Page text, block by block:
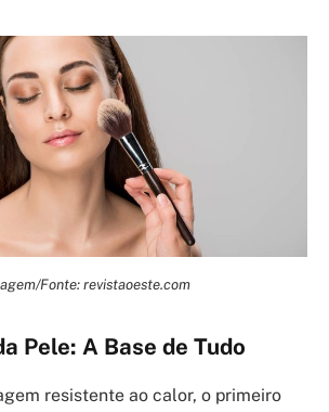
Fonte: revistaoeste.com
Pele: A Base de Tudo
resistente ao calor, o primeiro